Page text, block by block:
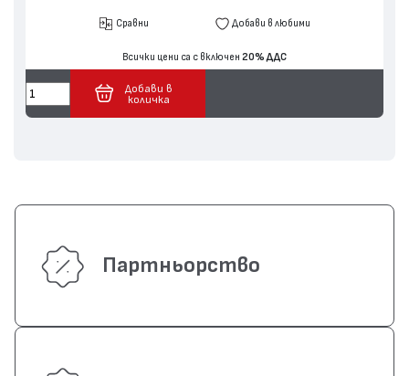
Сравни Добави в любими
Всички цени са с включен 20% ДДС
Добави в
количка
Партньорство